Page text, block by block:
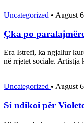
Uncategorized • August
Çka po
Era Istrefi, ka ngjallur
në rrjetet sociale. Artistja
Uncategorized • August
Si ndikoi për